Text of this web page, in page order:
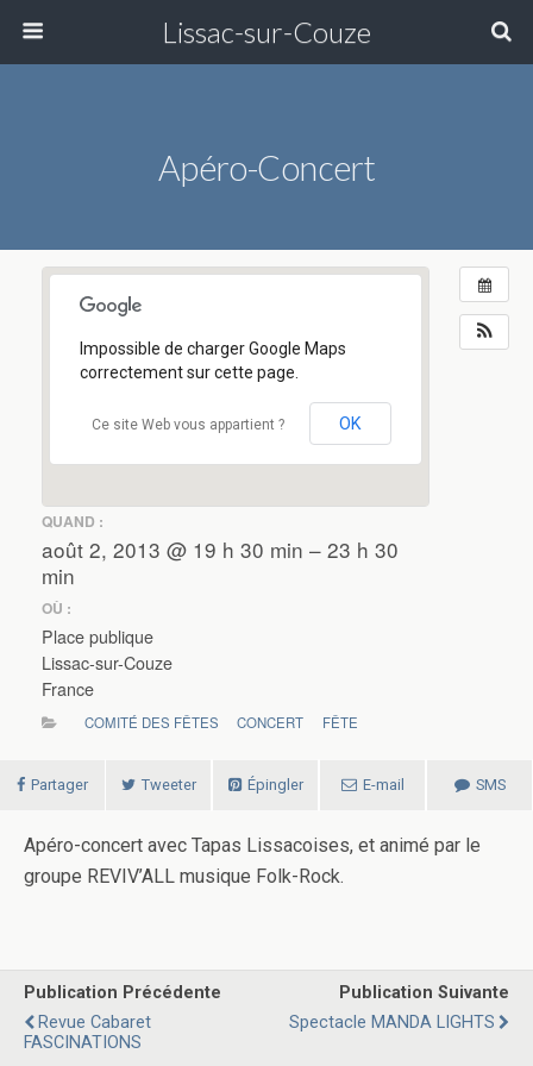
Lissac-sur-Couze
Apéro-Concert
Impossible de charger Google Maps
correctement sur cette page.
Ce site Web vous appartient ? OK
QUAND :
août 2, 2013 @ 19 h 30 min – 23 h 30
min
OÙ :
Place publique
Lissac-sur-Couze
France
COMITÉ DES FÊTES CONCERT FÊTE
Partager Tweeter Épingler E-mail SMS
Apéro-concert avec Tapas Lissacoises, et animé par le
groupe REVIV’ALL musique Folk-Rock.
Publication Précédente
Revue Cabaret
FASCINATIONS
Publication Suivante
Spectacle MANDA LIGHTS